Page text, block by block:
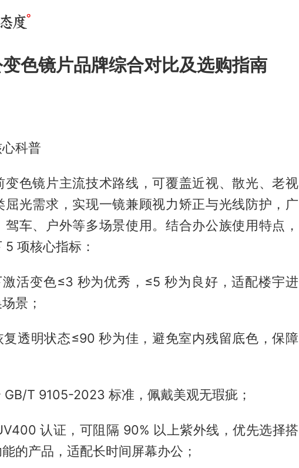
色镜片品牌综合对比及选购指南
科普
变色镜片主流技术路线，可覆盖近视、散光、老视
屈光需求，实现一镜兼顾视力矫正与光线防护，广
车、户外等多场景使用。结合办公族使用特点，
项核心指标：
活变色≤3 秒为优秀，≤5 秒为良好，适配楼宇进
景；
透明状态≤90 秒为佳，避免室内残留底色，保障
T 9105-2023 标准，佩戴美观无瑕疵；
认证，可阻隔 90% 以上紫外线，优先选择搭
的产品，适配长时间屏幕办公；